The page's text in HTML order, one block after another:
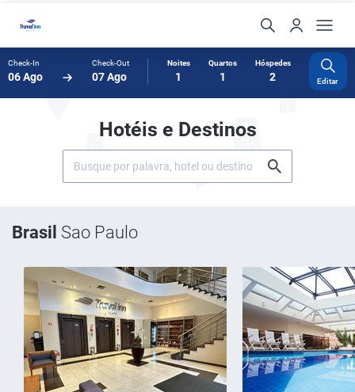
Check-In
06 Ago
Check-Out
07 Ago
Noites
1
Quartos
1
Hóspedes
2 Editar
Hotéis e Destinos
Brasil Sao Paulo